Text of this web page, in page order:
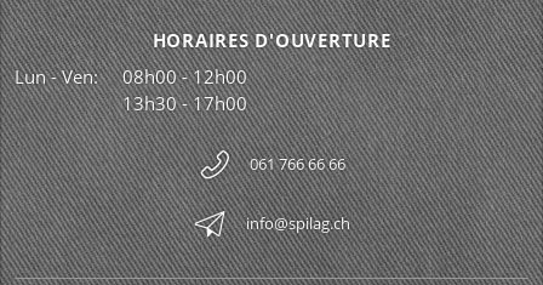
HORAIRES D'OUVERTURE
Lun - Ven:
08h00 - 12h00
13h30 - 17h00
061 766 66 66
info@spilag.ch